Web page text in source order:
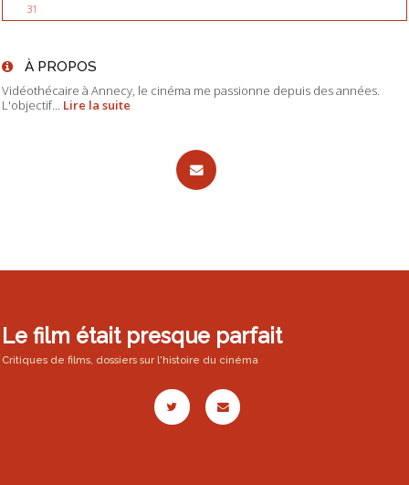
31
À PROPOS
Vidéothécaire à Annecy, le cinéma me passionne depuis des années.
L'objectif... Lire la suite
Le film était presque parfait
Critiques de films, dossiers sur l'histoire du cinéma